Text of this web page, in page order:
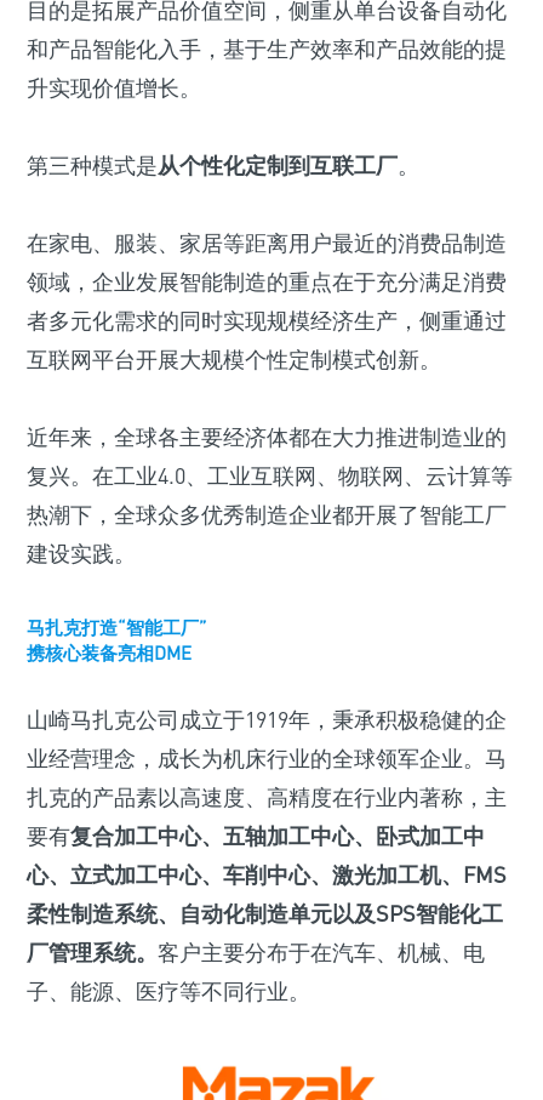
目的是拓展产品价值空间，侧重从单台设备自动化
和产品智能化入手，基于生产效率和产品效能的提
升实现价值增长。
第三种模式是从个性化定制到互联工厂。
在家电、服装、家居等距离用户最近的消费品制造
领域，企业发展智能制造的重点在于充分满足消费
者多元化需求的同时实现规模经济生产，侧重通过
互联网平台开展大规模个性定制模式创新。
近年来，全球各主要经济体都在大力推进制造业的
复兴。在工业4.0、工业互联网、物联网、云计算等
热潮下，全球众多优秀制造企业都开展了智能工厂
建设实践。
马扎克打造“智能工厂”
携核心装备亮相DME
山崎马扎克公司成立于1919年，秉承积极稳健的企
业经营理念，成长为机床行业的全球领军企业。马
扎克的产品素以高速度、高精度在行业内著称，主
要有复合加工中心、五轴加工中心、卧式加工中
心、立式加工中心、车削中心、激光加工机、FMS
柔性制造系统、自动化制造单元以及SPS智能化工
厂管理系统。 客户主要分布于在汽车、机械、电
子、能源、医疗等不同行业。